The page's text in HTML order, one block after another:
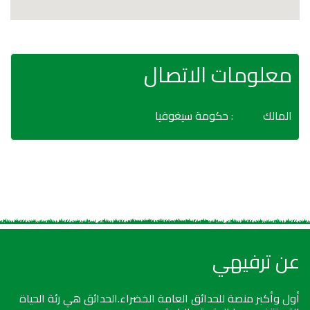
معلومات الاتصال
المالك : حكومة سيغوفيا
عن ترفيهي
أول وأكبر منصة للحدائق العامة الخضراء.الحدائق هي رئة الحياة